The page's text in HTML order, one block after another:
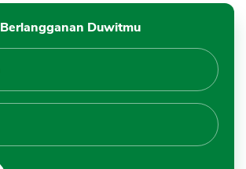
Berlangganan Duwitmu